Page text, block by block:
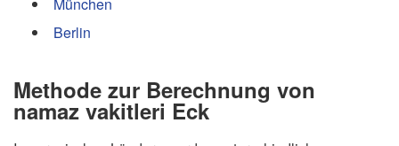
Berlin
Methode zur Berechnung von
namaz vakitleri Eck